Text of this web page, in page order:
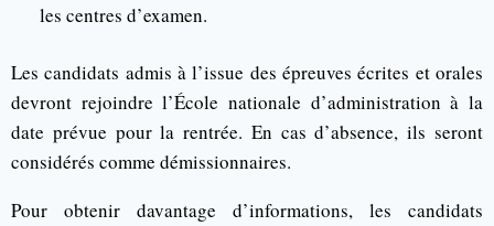
les centres d’examen.
Les candidats admis à l’issue des épreuves écrites et orales
devront rejoindre l’École nationale d’administration à la
date prévue pour la rentrée. En cas d’absence, ils seront
considérés comme démissionnaires.
Pour obtenir davantage d’informations, les candidats